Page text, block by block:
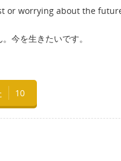
or worrying about the
今を生きたいです。
10